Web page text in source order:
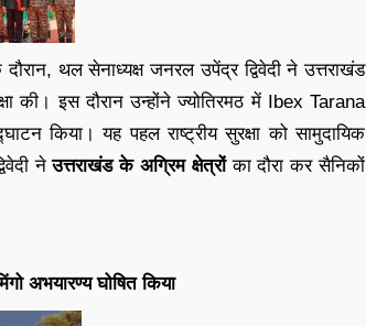
दौरान, थल सेनाध्यक्ष जनरल उपेंद्र द्विवेदी ने उत्तराखंड
की। इस दौरान उन्होंने ज्योतिरमठ में Ibex Tarana
किया। यह पहल राष्ट्रीय सुरक्षा को सामुदायिक
नेउत्तराखंड के अग्रिम क्षेत्रोंका दौरा कर सैनिकों
अभयारण्य घोषित किया